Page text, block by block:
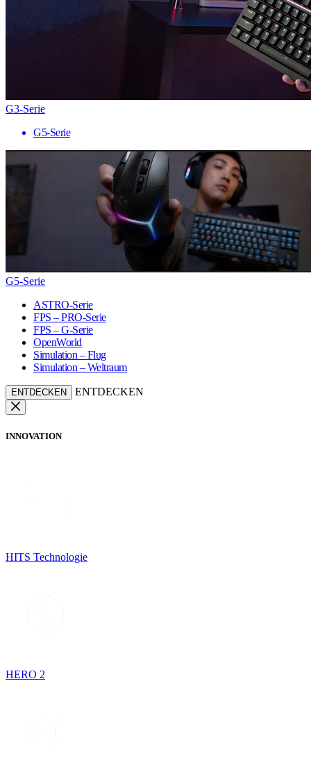
G3-Serie
G5-Serie
G5-Serie
ASTRO-Serie
FPS – PRO-Serie
FPS – G-Serie
OpenWorld
Simulation – Flug
Simulation – Weltraum
ENTDECKEN ENTDECKEN
INNOVATION
HITS Technologie
HERO 2